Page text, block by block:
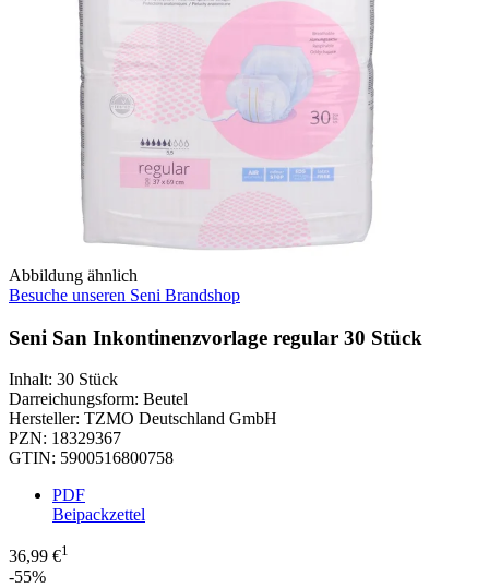
Abbildung ähnlich
Besuche unseren Seni Brandshop
Seni San Inkontinenzvorlage regular 30 Stück
Inhalt: 30 Stück
Darreichungsform: Beutel
Hersteller: TZMO Deutschland GmbH
PZN: 18329367
GTIN: 5900516800758
PDF
Beipackzettel
36,99 €1
-55%